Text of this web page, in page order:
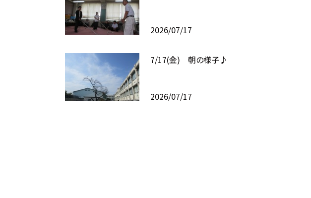
2026/07/17
7/17(金) 朝の様子♪
2026/07/17